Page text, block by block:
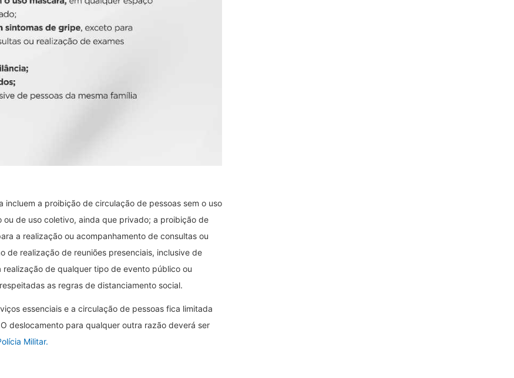
a proibição de circulação de pessoas sem o uso
de uso coletivo, ainda que privado; a proibição de
a realização ou acompanhamento de consultas ou
de realização de reuniões presenciais, inclusive de
de qualquer tipo de evento público ou
as regras de distanciamento social.
essenciais e a circulação de pessoas fica limitada
deslocamento para qualquer outra razão deverá ser
Militar.